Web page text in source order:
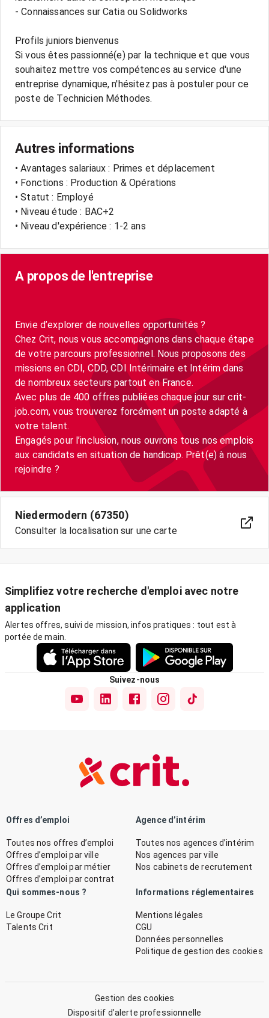
- Connaissances sur Catia ou Solidworks
Profils juniors bienvenus
Si vous êtes passionné(e) par la technique et que vous
souhaitez mettre vos compétences au service d'une
entreprise dynamique, n'hésitez pas à postuler pour ce
Autres informations
• Avantages salariaux : Primes et déplacement
• Fonctions : Production & Opérations
• Statut : Employé
• Niveau étude : BAC+2
• Niveau d'expérience : 1-2 ans
A propos de l'entreprise
Envie d’explorer de nouvelles opportunités ?
Chez Crit, nous vous accompagnons dans chaque étape
de votre parcours professionnel. Nous proposons des
missions en CDI, CDD, CDI Intérimaire et Intérim dans
de nombreux secteurs partout en France.
Avec plus de 400 offres publiées chaque jour sur crit-
job.com, vous trouverez forcément un poste adapté à
votre talent.
Engagés pour l’inclusion, nous ouvrons tous nos emplois
aux candidats en situation de handicap. Prêt(e) à nous
Niedermodern (67350)
Consulter la localisation sur une carte
Simplifiez votre recherche d'emploi avec notre
application
Alertes offres, suivi de mission, infos pratiques : tout est à
portée de main.
Suivez-nous
Offres d’emploi
Toutes nos offres d’emploi
Offres d’emploi par ville
Offres d’emploi par métier
Offres d’emploi par contrat
Agence d’intérim
Toutes nos agences d’intérim
Nos agences par ville
Nos cabinets de recrutement
Qui sommes-nous ?
Le Groupe Crit
Talents Crit
Informations réglementaires
Mentions légales
CGU
Données personnelles
Politique de gestion des cookies
Gestion des cookies
Dispositif d’alerte professionnelle